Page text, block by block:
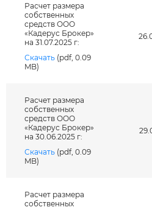
Расчет размера
собственных
средств ООО
«Кадерус Брокер»
на 31.07.2025 г:
Скачать (pdf, 0.09
MB)
Расчет размера
собственных
средств ООО
«Кадерус Брокер»
на 30.06.2025 г:
Скачать (pdf, 0.09
MB)
Расчет размера
собственных